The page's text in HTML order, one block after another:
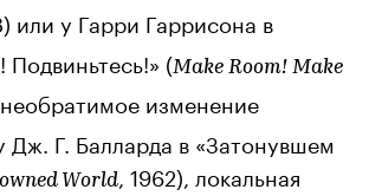
или у Гарри Гаррисона в
Подвиньтесь!» (Make Room! Make
необратимое изменение
Дж. Г. Балларда в «Затонувшем
World , 1962), локальная